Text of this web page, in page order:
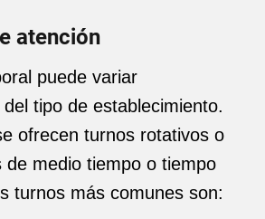
atención
puede variar
tipo de establecimiento.
ofrecen turnos rotativos o
de medio tiempo o tiempo
turnos más comunes son: